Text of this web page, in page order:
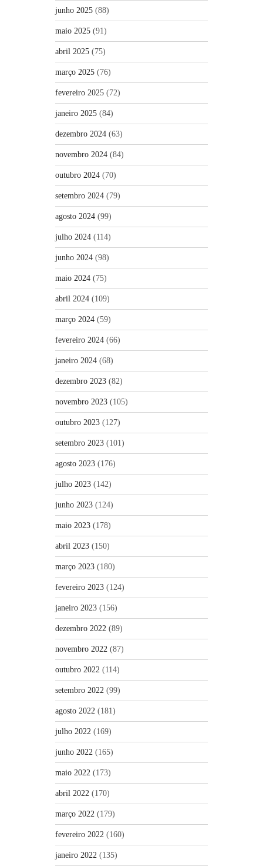
junho 2025 (88)
maio 2025 (91)
abril 2025 (75)
março 2025 (76)
fevereiro 2025 (72)
janeiro 2025 (84)
dezembro 2024 (63)
novembro 2024 (84)
outubro 2024 (70)
setembro 2024 (79)
agosto 2024 (99)
julho 2024 (114)
junho 2024 (98)
maio 2024 (75)
abril 2024 (109)
março 2024 (59)
fevereiro 2024 (66)
janeiro 2024 (68)
dezembro 2023 (82)
novembro 2023 (105)
outubro 2023 (127)
setembro 2023 (101)
agosto 2023 (176)
julho 2023 (142)
junho 2023 (124)
maio 2023 (178)
abril 2023 (150)
março 2023 (180)
fevereiro 2023 (124)
janeiro 2023 (156)
dezembro 2022 (89)
novembro 2022 (87)
outubro 2022 (114)
setembro 2022 (99)
agosto 2022 (181)
julho 2022 (169)
junho 2022 (165)
maio 2022 (173)
abril 2022 (170)
março 2022 (179)
fevereiro 2022 (160)
janeiro 2022 (135)